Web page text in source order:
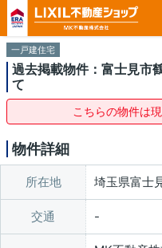
一戸建住宅
過去掲載物件：富士見
て
こちらの物件は
物件詳細
所在地 埼玉県富士
交通